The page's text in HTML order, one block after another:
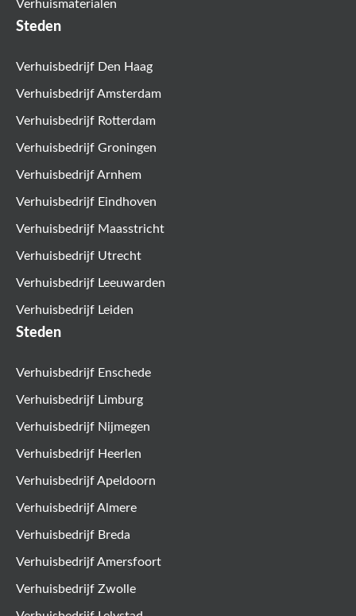
Verhuismaterialen
Steden
Verhuisbedrijf Den Haag
Verhuisbedrijf Amsterdam
Verhuisbedrijf Rotterdam
Verhuisbedrijf Groningen
Verhuisbedrijf Arnhem
Verhuisbedrijf Eindhoven
Verhuisbedrijf Maasstricht
Verhuisbedrijf Utrecht
Verhuisbedrijf Leeuwarden
Verhuisbedrijf Leiden
Steden
Verhuisbedrijf Enschede
Verhuisbedrijf Limburg
Verhuisbedrijf Nijmegen
Verhuisbedrijf Heerlen
Verhuisbedrijf Apeldoorn
Verhuisbedrijf Almere
Verhuisbedrijf Breda
Verhuisbedrijf Amersfoort
Verhuisbedrijf Zwolle